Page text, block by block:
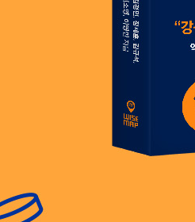
16개 대장 단지 상세 리포트
트 단지 포트폴리오 분석 - 상승 도
량리역 더블 랜드마크’｜② 양천
트)｜대장 단지 분석으로 보는 5가
가격 시나리오